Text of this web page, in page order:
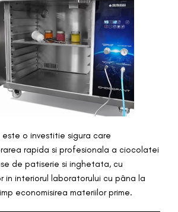
o investitie sigura care
rapida si profesionala a ciocolatei
de patiserie si inghetata, cu
in interiorul laboratorului cu pâna la
economisirea materiilor prime.